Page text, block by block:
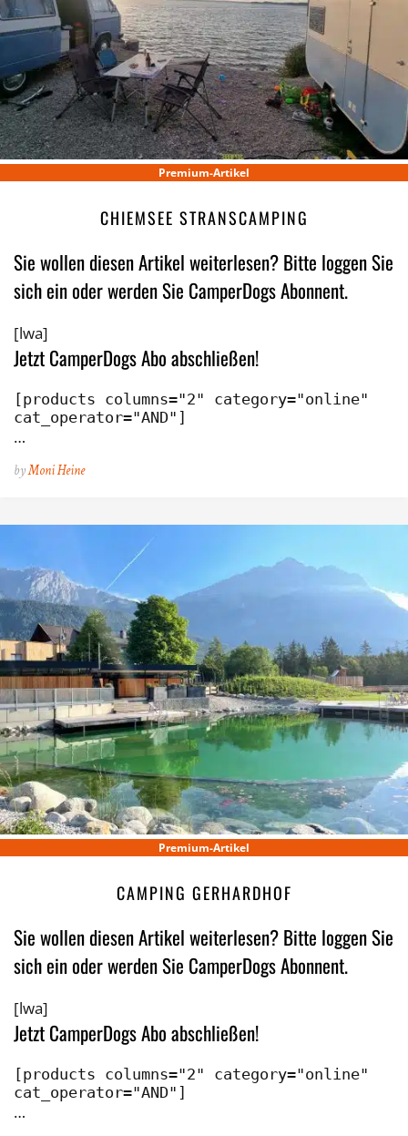
Premium-Artikel
CHIEMSEE STRANSCAMPING
Sie wollen diesen Artikel weiterlesen? Bitte loggen Sie
sich ein oder werden Sie CamperDogs Abonnent.
[lwa]
Jetzt CamperDogs Abo abschließen!
[products columns="2" category="online"
cat_operator="AND"]
…
byMoni Heine
Premium-Artikel
CAMPING GERHARDHOF
Sie wollen diesen Artikel weiterlesen? Bitte loggen Sie
sich ein oder werden Sie CamperDogs Abonnent.
[lwa]
Jetzt CamperDogs Abo abschließen!
[products columns="2" category="online"
cat_operator="AND"]
…